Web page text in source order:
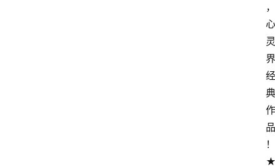
，
心
灵
界
经
典
作
品
！